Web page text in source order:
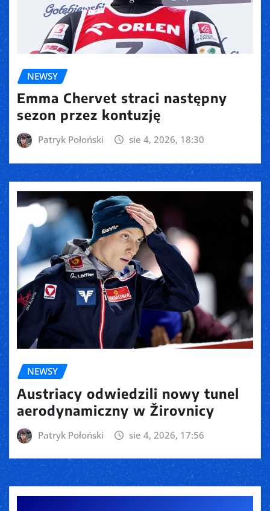
NEWSY
Emma Chervet straci następny
sezon przez kontuzję
Patryk Połoński sie 4, 2026, 18:30
NEWSY
Austriacy odwiedzili nowy tunel
aerodynamiczny w Žirovnicy
Patryk Połoński sie 4, 2026, 17:56